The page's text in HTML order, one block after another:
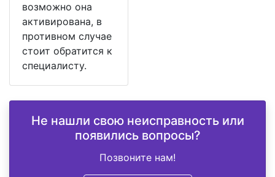
возможно она
активирована, в
противном случае
стоит обратится к
специалисту.
Не нашли свою неисправность или
появились вопросы?
Позвоните нам!